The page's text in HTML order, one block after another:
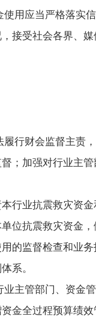
用应当严格落实
接受社会各界、
行财会监督主责
；加强对行业主
行业抗震救灾资
位抗震救灾资金
的监督检查和业
系。
主管部门、资金
金全过程预算绩